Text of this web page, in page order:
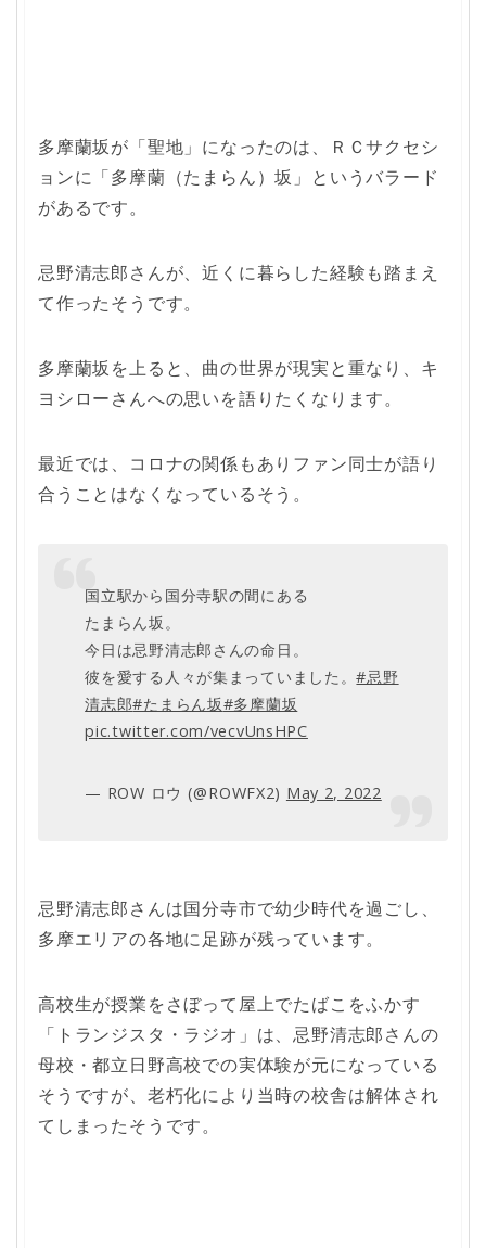
多摩蘭坂が「聖地」になったのは、ＲＣサクセシ
ョンに「多摩蘭（たまらん）坂」というバラード
があるです。
忌野清志郎さんが、近くに暮らした経験も踏まえ
て作ったそうです。
多摩蘭坂を上ると、曲の世界が現実と重なり、キ
ヨシローさんへの思いを語りたくなります。
最近では、コロナの関係もありファン同士が語り
合うことはなくなっているそう。
国立駅から国分寺駅の間にある
たまらん坂。
今日は忌野清志郎さんの命日。
彼を愛する人々が集まっていました。#忌野
清志郎#たまらん坂#多摩蘭坂
pic.twitter.com/vecvUnsHPC
— ROW ロウ (@ROWFX2) May 2, 2022
忌野清志郎さんは国分寺市で幼少時代を過ごし、
多摩エリアの各地に足跡が残っています。
高校生が授業をさぼって屋上でたばこをふかす
「トランジスタ・ラジオ」は、忌野清志郎さんの
母校・都立日野高校での実体験が元になっている
そうですが、老朽化により当時の校舎は解体され
てしまったそうです。